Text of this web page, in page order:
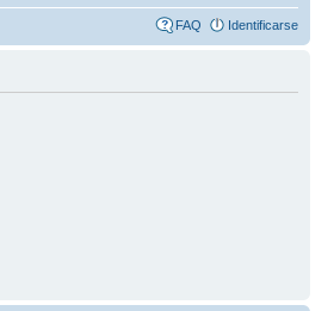
FAQ Identificarse